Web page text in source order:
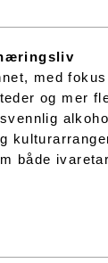
med
og mer
både